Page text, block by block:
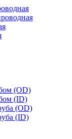
(OD)
(ID)
(OD)
(ID)